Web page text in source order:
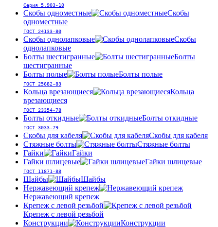
Серия 5.903-10
Скобы одноместные
Скобы
одноместные
ГОСТ 24133-80
Скобы однолапковые
Скобы
однолапковые
Болты шестигранные
Болты
шестигранные
Болты полые
Болты полые
ГОСТ 25682-83
Кольца врезающиеся
Кольца
врезающиеся
ГОСТ 23354-78
Болты откидные Болты откидные
ГОСТ 3033-79
Скобы для кабеля
Скобы для кабеля
Стяжные болты
Стяжные болты
Гайки
Гайки
Гайки шлицевые
Гайки шлицевые
ГОСТ 11871-88
Шайбы
Шайбы
Нержавеющий крепеж
Нержавеющий крепеж
Крепеж с левой резьбой
Крепеж с левой резьбой
Конструкции
Конструкции